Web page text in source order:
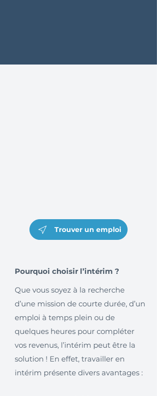
Trouver un emploi
Pourquoi choisir l’intérim ?
Que vous soyez à la recherche
d’une mission de courte durée, d’un
emploi à temps plein ou de
quelques heures pour compléter
vos revenus, l’intérim peut être la
solution ! En effet, travailler en
intérim présente divers avantages :